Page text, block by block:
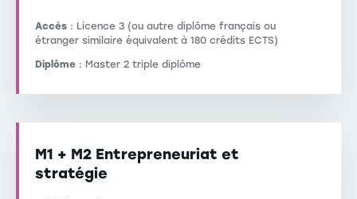
Accès : Licence 3 (ou autre diplôme français ou
étranger similaire équivalent à 180 crédits ECTS)
Diplôme : Master 2 triple diplôme
M1 + M2 Entrepreneuriat et
stratégie